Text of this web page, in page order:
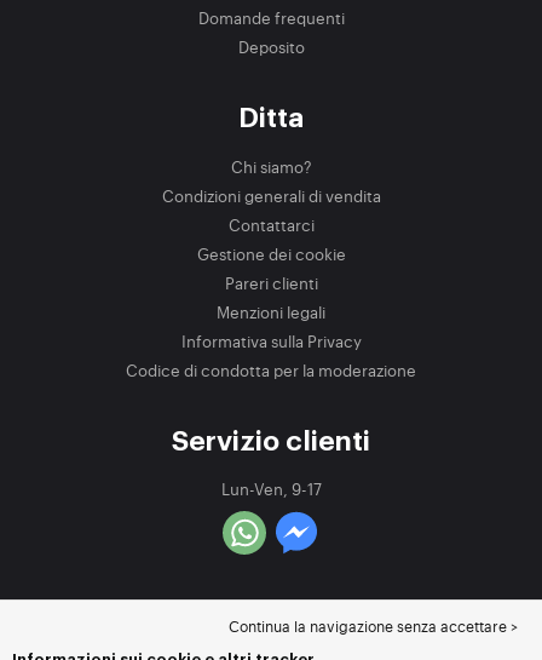
Domande frequenti
Deposito
Ditta
Chi siamo?
Condizioni generali di vendita
Contattarci
Gestione dei cookie
Pareri clienti
Menzioni legali
Informativa sulla Privacy
Codice di condotta per la moderazione
Servizio clienti
Lun-Ven, 9-17
Continua la navigazione senza accettare >